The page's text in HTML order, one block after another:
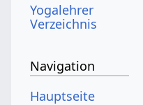
Yogalehrer
Verzeichnis
Navigation
Hauptseite